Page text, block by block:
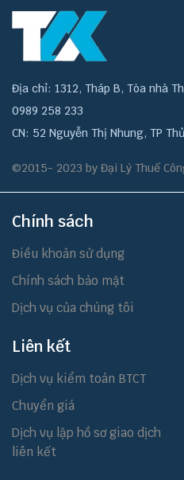
Địa chỉ: 1312, Tháp B, Tòa nhà
0989 258 233
CN: 52 Nguyễn Thị Nhung, TP
©2015- 2023 by Đại Lý Thuế
Chính sách
Điều khoản sử dụng
Chính sách bảo mật
Dịch vụ của chúng tôi
Liên kết
Dịch vụ kiểm toán BTCT
Chuyển giá
Dịch vụ lập hồ sơ giao dịch
liên kết